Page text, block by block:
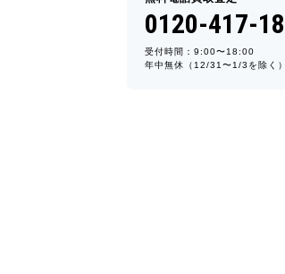
0120-417-
受付時間：9:00〜18:00
年中無休（12/31〜1/3を除く）